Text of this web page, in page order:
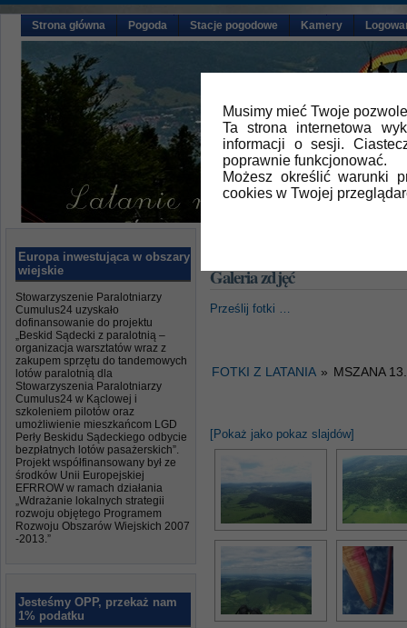
Musimy mieć Twoje
Ta strona internetowa
informacji o sesji.
poprawnie funkcjonować.
Możesz określić warunki
cookies w Twojej
Strona główna Pogoda Stacje pogodowe Kamery
Europa inwestująca w obszary
wiejskie
Stowarzyszenie Paralotniarzy
Cumulus24 uzyskało
dofinansowanie do projektu
„Beskid Sądecki z paralotnią –
organizacja warsztatów wraz z
zakupem sprzętu do tandemowych
lotów paralotnią dla
Stowarzyszenia Paralotniarzy
Cumulus24 w Kąclowej i
szkoleniem pilotów oraz
umożliwienie mieszkańcom LGD
Perły Beskidu Sądeckiego odbycie
bezpłatnych lotów pasażerskich”.
Projekt współfinansowany był ze
środków Unii Europejskiej
EFRROW w ramach działania
„Wdrażanie lokalnych strategii
rozwoju objętego Programem
Rozwoju Obszarów Wiejskich 2007
-2013.”
Jesteśmy OPP, przekaż nam
1% podatku
Galeria zdjęć
Prześlij fotki …
FOTKI Z LATANIA » MSZANA
[Pokaż jako pokaz slajdów]